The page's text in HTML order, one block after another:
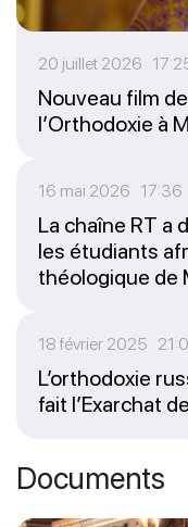
20 juillet 2026
Nouveau film
l’Orthodoxie à
16 mai 2026 17:36
La chaîne RT a
les étudiants
théologique de
18 février 2025
L’orthodoxie
fait l’Exarchat
Documents